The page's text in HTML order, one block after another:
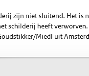
zijn niet sluitend. Het
schilderij heeft
Miedl uit